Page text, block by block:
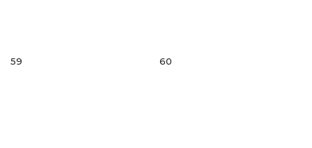
59 60